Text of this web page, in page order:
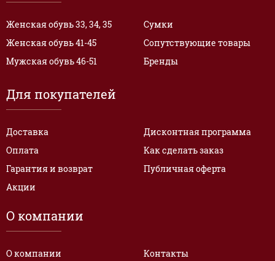
Женская обувь 33, 34, 35
Женская обувь 41-45
Мужская обувь 46-51
Сумки
Сопутствующие товары
Бренды
Для покупателей
Доставка
Оплата
Гарантия и возврат
Акции
Дисконтная программа
Как сделать заказ
Публичная оферта
О компании
О компании Контакты